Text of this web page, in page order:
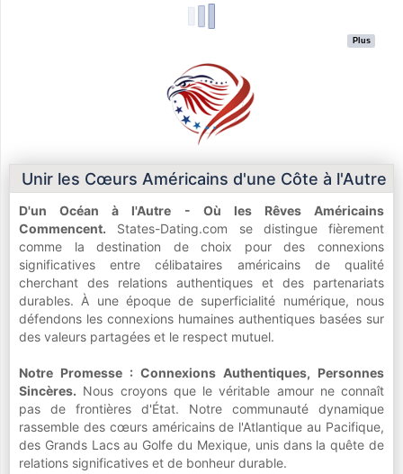
Plus
Unir les Cœurs Américains d'une Côte à l'Autre
D'un Océan à l'Autre - Où les Rêves Américains
Commencent. States-Dating.com se distingue fièrement
comme la destination de choix pour des connexions
significatives entre célibataires américains de qualité
cherchant des relations authentiques et des partenariats
durables. À une époque de superficialité numérique, nous
défendons les connexions humaines authentiques basées sur
des valeurs partagées et le respect mutuel.
Notre Promesse : Connexions Authentiques, Personnes
Sincères. Nous croyons que le véritable amour ne connaît
pas de frontières d'État. Notre communauté dynamique
rassemble des cœurs américains de l'Atlantique au Pacifique,
des Grands Lacs au Golfe du Mexique, unis dans la quête de
relations significatives et de bonheur durable.